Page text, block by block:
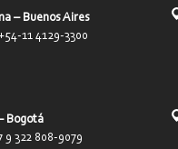
– Buenos Aires
11 4129-3300
Bogotá
9 322 808-9079